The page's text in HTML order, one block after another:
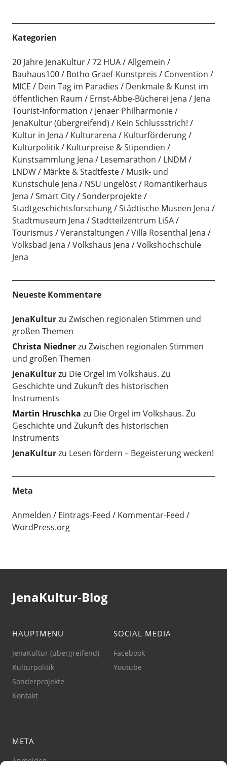
Kategorien
20 Jahre JenaKultur 72 HUA
Allgemein
Bauhaus100
Botho Graef-Kunstpreis
Convention /
MICE
Dein Tag im Paradies
Denkmale & Kunst im
öffentlichen Raum
Ernst-Abbe-Bücherei Jena
Jena
Tourist-Information
Jenaer Philharmonie
JenaKultur (übergreifend)
Kein Schlussstrich!
Kultur in Jena
Kulturarena
Kulturförderung
Kulturpolitik
Kulturpreise & Stipendien
Kunstsammlung Jena
Lesemarathon
LNDM
LNDW
Märkte & Stadtfeste
Musik- und
Kunstschule Jena
NSU ungelöst
Romantikerhaus
Jena
Smart City
Sonderprojekte
Stadtgeschichtsforschung
Städtische Museen Jena
Stadtmuseum Jena
Stadtteilzentrum LiSA
Tourismus
Veranstaltungen
Villa Rosenthal Jena
Volksbad Jena
Volkshaus Jena
Volkshochschule
Jena
Neueste Kommentare
JenaKulturzu Zwischen regionalen Stimmen und
großen Themen
Christa Niednerzu Zwischen regionalen Stimmen
und großen Themen
JenaKulturzu Die Orgel im Volkshaus. Zu
Geschichte und Zukunft des historischen
Instruments
Martin Hruschka zu Die Orgel im Volkshaus. Zu
Geschichte und Zukunft des historischen
Instruments
JenaKulturzu Lesen fördern – Begeisterung wecken!
Meta
Anmelden Eintrags-Feed
Kommentar-Feed
WordPress.org
JenaKultur-Blog
HAUPTMENÜ
JenaKultur (übergreifend)
Kulturpolitik
Sonderprojekte
Kontakt
SOCIAL MEDIA
Facebook
Youtube
META
Anmelden